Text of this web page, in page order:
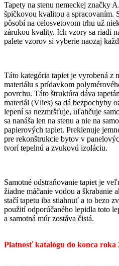
Tapety na stenu nemeckej značky
špičkovou kvalitou a spracovaním.
pôsobí na celosvetovom trhu už
zárukou kvality. Ich vzory sa riadi
palete vzorov si vyberie naozaj
Táto kategória tapiet je vyrobená z
materiálu s prídavkom
povrchu. Táto štruktúra dáva
materiál (Vlies) sa dá bezpochyby
lepení sa nezmršťuje, uľahčuje
sa nanáša len na stenu a nie na
papierových tapiet. Preklenuje
pre rekonštrukcie bytov v
tvorí tepelnú a zvukovú izoláciu.
Samotné odstraňovanie tapiet je
žiadne máčanie vodou a škrabanie
stačí tapetu iba stiahnuť a to bezo
použití odporúčaného lepidla toto
a samotná múr zostáva čistá.
Platnosť katalógu do konca roka